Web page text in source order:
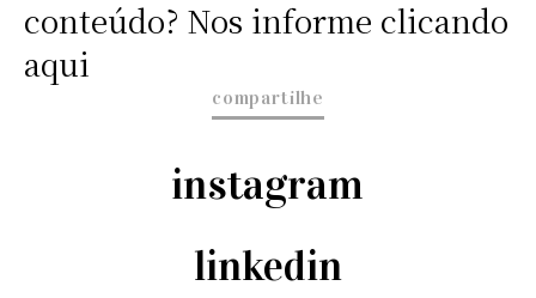
conteúdo? Nos informe clicando
aqui
compartilhe
instagram
linkedin